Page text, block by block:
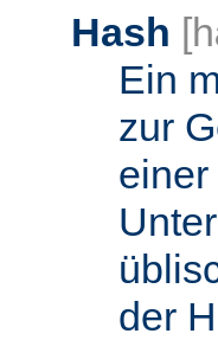
Hash
Ein
zur
der